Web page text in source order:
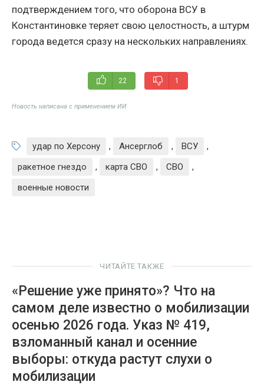
подтверждением того, что оборона ВСУ в
Константиновке теряет свою целостность, а штурм
города ведется сразу на нескольких направлениях.
22 1
Новость написана с применением ИИ
удар по Херсону , Ансерглоб , ВСУ
,
ракетное гнездо
, карта СВО , СВО
,
военные новости
ЧИТАЙТЕ ТАКЖЕ
«Решение уже принято»? Что на
самом деле известно о мобилизации
осенью 2026 года. Указ № 419,
взломанный канал и осенние
выборы: откуда растут слухи о
мобилизации